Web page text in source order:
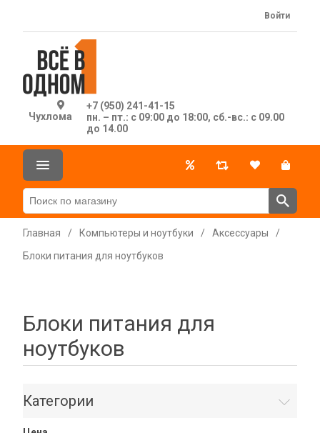
Чухлома
+7 (950) 241-41-15
пн. – пт.: с 09:00 до 18:00, сб.-вс.: с 09.00
до 14.00
Войти
Главная / Компьютеры и ноутбуки / Аксессуары
/
Блоки питания для ноутбуков
Блоки питания для
ноутбуков
Категории